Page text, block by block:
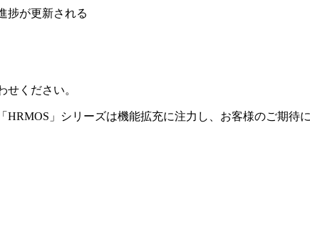
捗が更新される
ください。
」シリーズは機能拡充に注力し、お客様のご期待